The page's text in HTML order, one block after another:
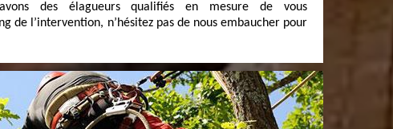
des élagueurs qualifiés en mesure de vous
de l’intervention, n’hésitez pas de nous embaucher pour